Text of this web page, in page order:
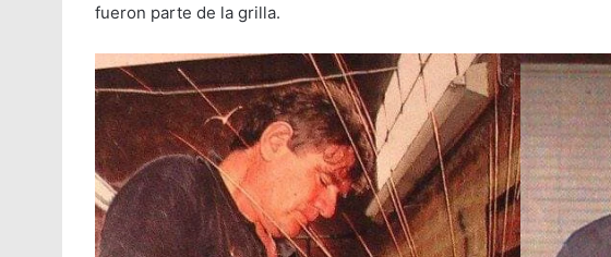
fueron parte de la grilla.